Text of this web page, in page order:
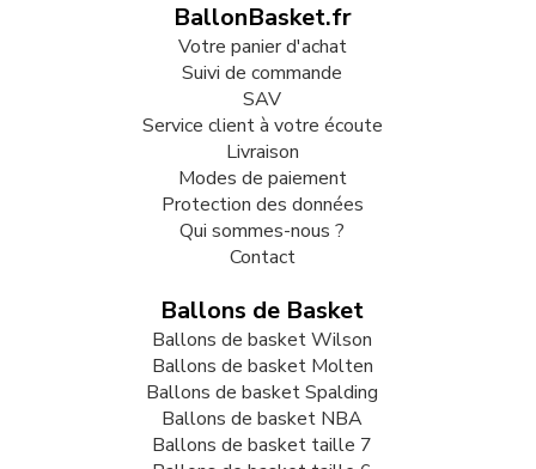
BallonBasket.fr
Votre panier d'achat
Suivi de commande
SAV
Service client à votre écoute
Livraison
Modes de paiement
Protection des données
Qui sommes-nous ?
Contact
Ballons de Basket
Ballons de basket Wilson
Ballons de basket Molten
Ballons de basket Spalding
Ballons de basket NBA
Ballons de basket taille 7